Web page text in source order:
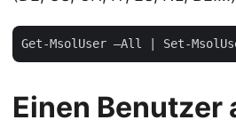
Einen Benutzer